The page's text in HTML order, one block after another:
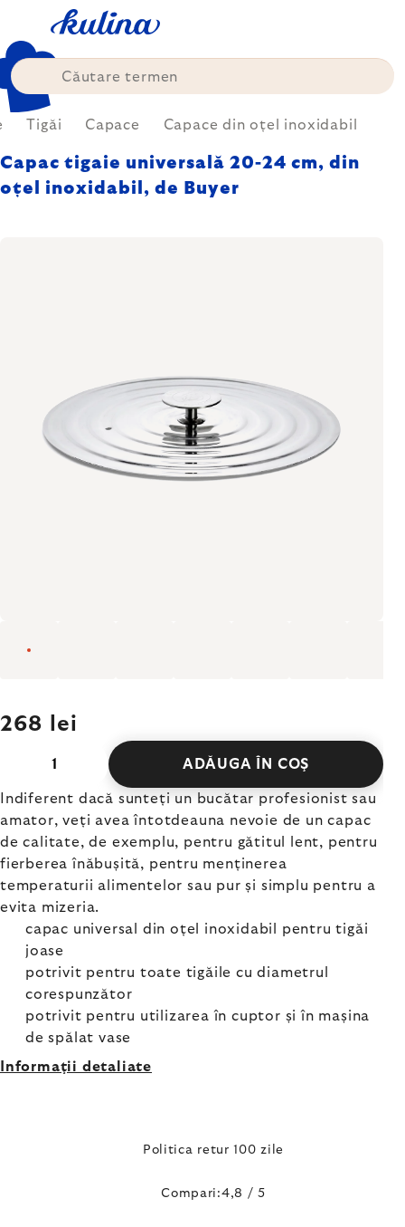
conținut
Tigăi Capace Capace din oțel inoxidabil
Capac tigaie universală 20-24 cm, din
oțel inoxidabil, de Buyer
268 lei
ADĂUGA ÎN COŞ
Indiferent dacă sunteți un bucătar profesionist sau
amator, veți avea întotdeauna nevoie de un capac
de calitate, de exemplu, pentru gătitul lent, pentru
fierberea înăbușită, pentru menținerea
temperaturii alimentelor sau pur și simplu pentru a
evita mizeria.
capac universal din oțel inoxidabil pentru tigăi
joase
potrivit pentru toate tigăile cu diametrul
corespunzător
potrivit pentru utilizarea în cuptor și în mașina
de spălat vase
Informaţii detaliate
Politica retur 100 zile
Compari:4,8 / 5